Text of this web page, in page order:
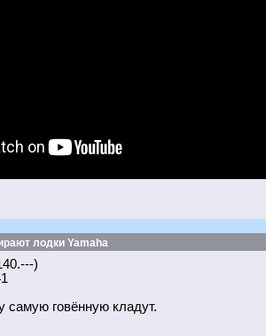
лодки Yamaha
)
самую говённую кладут.